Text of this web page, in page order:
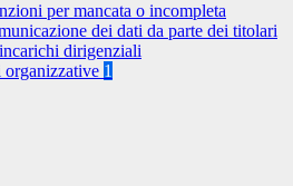
per mancata o incompleta
dei dati da parte dei titolari
dirigenziali
organizzative 1